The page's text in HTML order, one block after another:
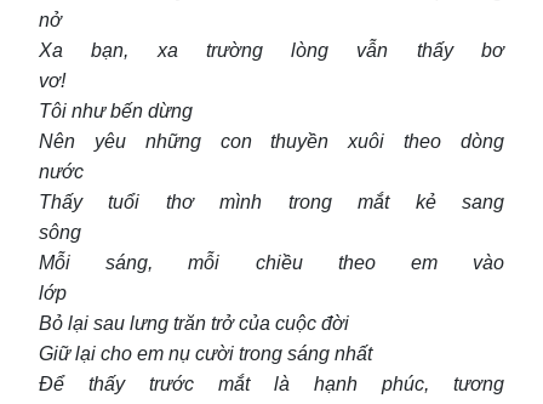
nở
Xa bạn, xa trường lòng vẫn thấy bơ
vơ!
Tôi như bến dừng
Nên yêu những con thuyền xuôi theo dòng
nước
Thấy tuổi thơ mình trong mắt kẻ sang
sông
Mỗi sáng, mỗi chiều theo em vào
lớp
Bỏ lại sau lưng trăn trở của cuộc đời
Giữ lại cho em nụ cười trong sáng nhất
Để thấy trước mắt là hạnh phúc, tương